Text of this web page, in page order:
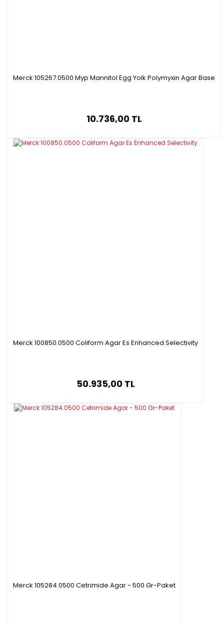
Merck 105267.0500 Myp Mannitol Egg Yolk Polymyxin Agar Base
10.736,00 TL
Merck 100850.0500 Coliform Agar Es Enhanced Selectivity
50.935,00 TL
Merck 105284.0500 Cetrimide Agar - 500 Gr-Paket